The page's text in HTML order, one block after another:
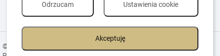
© 2026 All Rights Reserved.
Akceptuję
Ustawienia cookie
Odrzucam